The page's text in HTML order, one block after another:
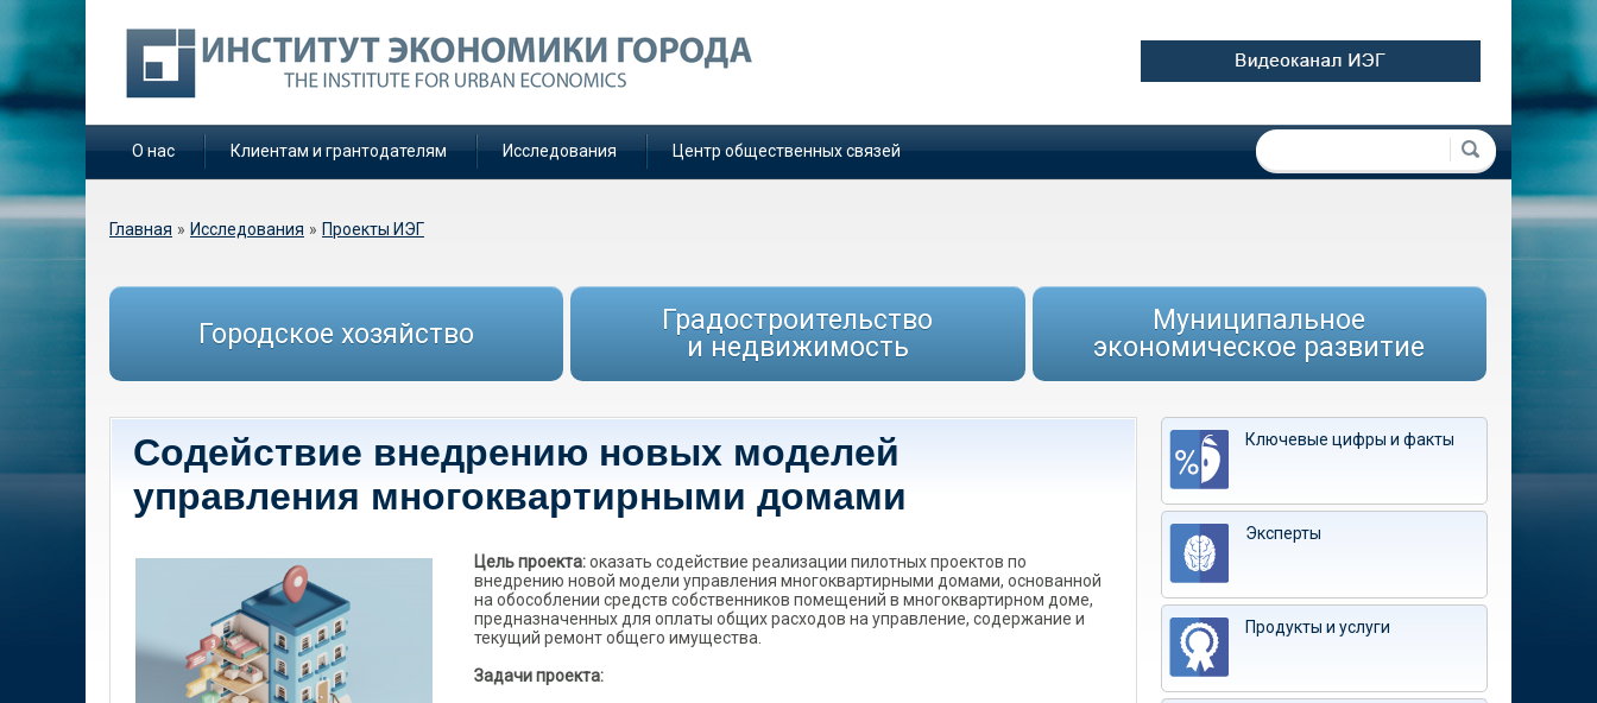
О нас Клиентам и грантодателям Исследования Центр общественных связей Форма поиска
Поиск
Вы здесь
Главная » Исследования » Проекты ИЭГ
Городское хозяйство
Градостроительство
и недвижимость
Муниципальное
экономическое развитие
Содействие внедрению новых моделей
управления многоквартирными домами
Цель проекта:оказать содействие реализации пилотных проектов по
внедрению новой модели управления многоквартирными домами, основанной
на обособлении средств собственников помещений в многоквартирном доме,
предназначенных для оплаты общих расходов на управление, содержание и
текущий ремонт общего имущества.
Задачи проекта:
Ключевые цифры и факты
Эксперты
Продукты и услуги